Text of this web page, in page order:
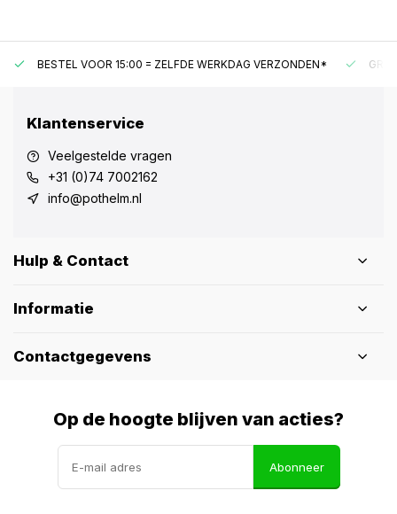
BESTEL VOOR 15:00 = ZELFDE WERKDAG VERZONDEN*
Klantenservice
Veelgestelde vragen
+31 (0)74 7002162
info@pothelm.nl
Hulp & Contact
Informatie
Contactgegevens
Op de hoogte blijven van acties?
Abonneer